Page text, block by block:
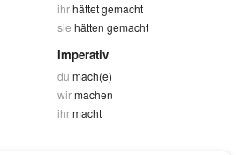
ihrhättet gemacht
sie hätten gemacht
Imperativ
du mach(e)
wirmachen
ihrmacht